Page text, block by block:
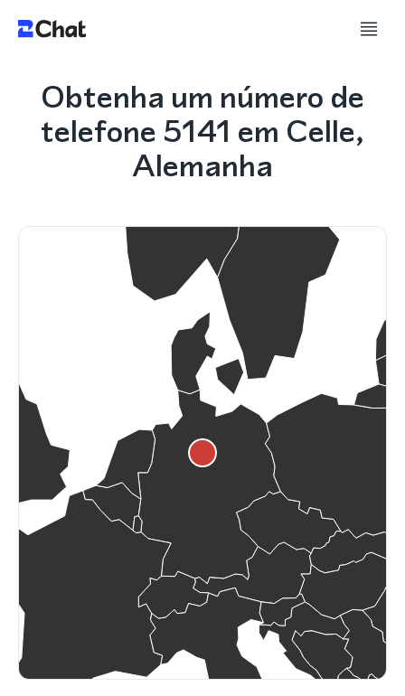
Obtenha um número de
telefone 5141 em Celle,
Alemanha